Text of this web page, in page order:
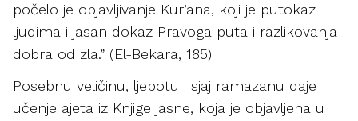
počelo je objavljivanje Kur’ana, koji je putokaz
ljudima i jasan dokaz Pravoga puta i razlikovanja
dobra od zla.” (El-Bekara, 185)
Posebnu veličinu, ljepotu i sjaj ramazanu daje
učenje ajeta iz Knjige jasne, koja je objavljena u